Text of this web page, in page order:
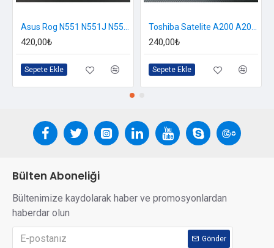
420,00₺
Sepete Ekle
240,00₺
Sepete Ekle
Bülten Aboneliği
Bültenimize kaydolarak haber ve promosyonlardan
haberdar olun
Gönder